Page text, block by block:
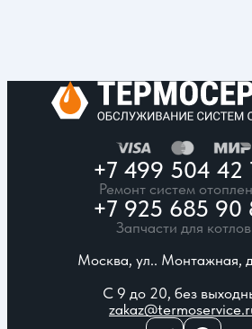
+7 499 504 42
Ремонт систем
+7 925 685 90
Запчасти для котлов
Москва, ул.. Монтажная,
С 9 до 20, без